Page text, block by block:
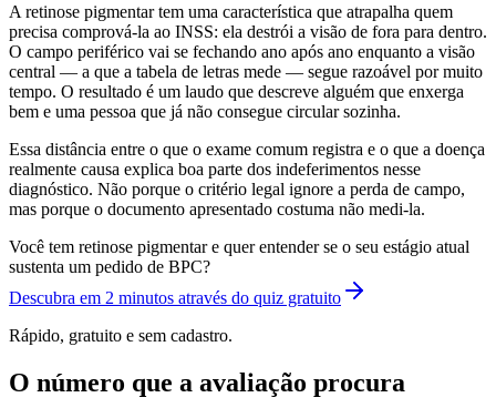
A retinose pigmentar tem uma característica que atrapalha quem
precisa comprová-la ao INSS: ela destrói a visão de fora para dentro.
O campo periférico vai se fechando ano após ano enquanto a visão
central — a que a tabela de letras mede — segue razoável por muito
tempo. O resultado é um laudo que descreve alguém que enxerga
bem e uma pessoa que já não consegue circular sozinha.
Essa distância entre o que o exame comum registra e o que a doença
realmente causa explica boa parte dos indeferimentos nesse
diagnóstico. Não porque o critério legal ignore a perda de campo,
mas porque o documento apresentado costuma não medi-la.
Você tem retinose pigmentar e quer entender se o seu estágio atual
sustenta um pedido de BPC?
Descubra em 2 minutos através do quiz gratuito
Rápido, gratuito e sem cadastro.
O número que a avaliação procura